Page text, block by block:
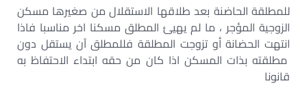
للمطلقة الحاضنة بعد طلاقها الاستقلال من صغيرها مسكن
الزوجية المؤجر ، ما لم يهيئ المطلق مسكنا اخر مناسبا فاذا
انتهت الحضانة أو تزوجت المطلقة فللمطلق آن يستقل دون
مطلقته بذات المسكن اذا كان من حقه ابتداء الاحتفاظ به
قانونا